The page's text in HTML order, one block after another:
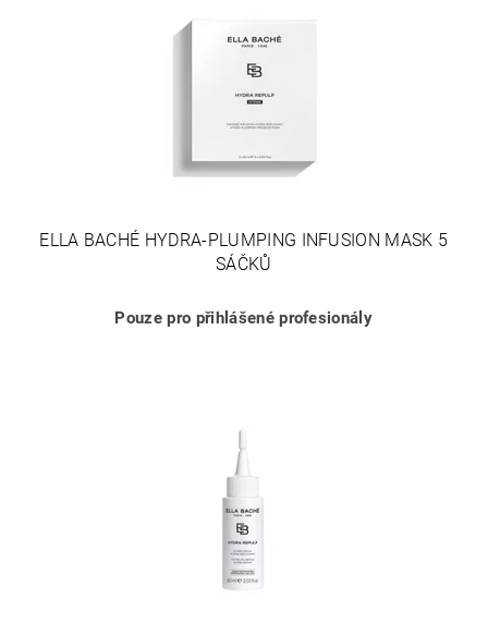
ELLA BACHÉ HYDRA-PLUMPING INFUSION MASK 5
SÁČKŮ
Pouze pro přihlášené profesionály